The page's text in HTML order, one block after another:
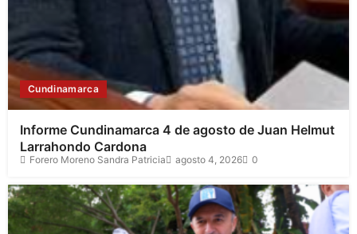
Cundinamarca
Informe Cundinamarca 4 de agosto de Juan Helmut
Larrahondo Cardona
Forero Moreno Sandra Patricia agosto 4, 2026 0